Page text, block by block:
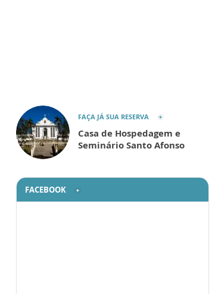
FAÇA JÁ SUA RESERVA
Casa de Hospedagem e
Seminário Santo Afonso
FACEBOOK